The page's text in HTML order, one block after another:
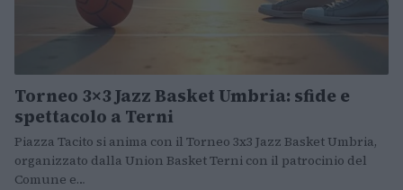
Torneo 3×3 Jazz Basket Umbria: sfide e
spettacolo a Terni
Piazza Tacito si anima con il Torneo 3x3 Jazz Basket Umbria,
organizzato dalla Union Basket Terni con il patrocinio del
Comune e…